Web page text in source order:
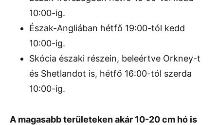
10:00-ig.
Észak-Angliában hétfő 19:00-tól kedd
10:00-ig.
Skócia északi részein, beleértve Orkney-t
és Shetlandot is, hétfő 16:00-tól szerda
10:00-ig.
A magasabb területeken akár 10-20 cm hó is